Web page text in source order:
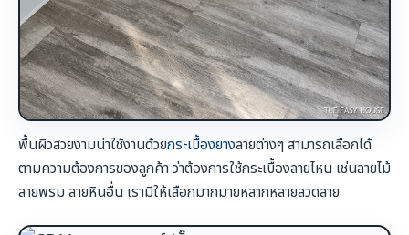
พื้นผิวสวยงามน่าใช้งานด้วยกระเบื้องยางลายต่างๆ สามารถเลือกได้
ตามความต้องการของลูกค้า ว่าต้องการใช้กระเบื้องลายไหน เช่นลายไม้
ลายพรม ลายหินอื่น เรามีให้เลือกมากมายหลากหลายลวดลาย